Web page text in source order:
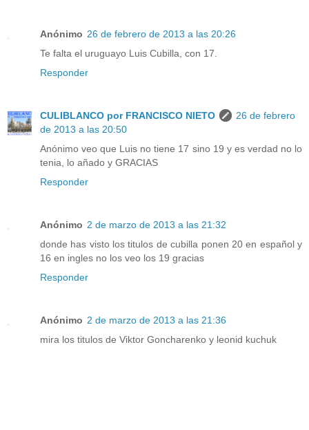
Anónimo 26 de febrero de 2013 a las 20:26
Te falta el uruguayo Luis Cubilla, con 17.
Responder
CULIBLANCO por FRANCISCO NIETO
26 de febrero
de 2013 a las 20:50
Anónimo veo que Luis no tiene 17 sino 19 y es verdad no lo
tenia, lo añado y GRACIAS
Responder
Anónimo 2 de marzo de 2013 a las 21:32
donde has visto los titulos de cubilla ponen 20 en español y
16 en ingles no los veo los 19 gracias
Responder
Anónimo 2 de marzo de 2013 a las 21:36
mira los titulos de Viktor Goncharenko y leonid kuchuk